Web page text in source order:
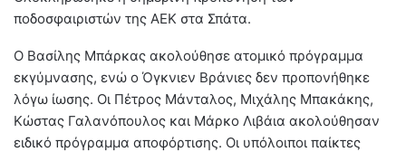
ποδοσφαιριστών της ΑΕΚ στα Σπάτα.
Ο Βασίλης Μπάρκας ακολούθησε ατομικό πρόγραμμα
εκγύμνασης, ενώ ο Όγκνιεν Βράνιες δεν προπονήθηκε
λόγω ίωσης. Οι Πέτρος Μάνταλος, Μιχάλης Μπακάκης,
Κώστας Γαλανόπουλος και Μάρκο Λιβάια ακολούθησαν
ειδικό πρόγραμμα αποφόρτισης. Οι υπόλοιποι παίκτες